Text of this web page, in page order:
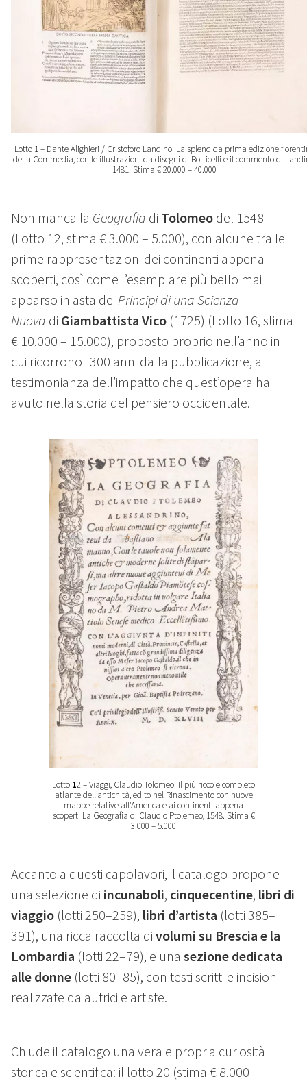
Lotto 1 – Dante Alighieri / Cristoforo Landino. La splendida prima edizione
della Commedia, con le illustrazioni da disegni di Botticelli e il commento di
1481. Stima € 20.000 – 40.000
Non manca la Geografia di Tolomeo del 1548
(Lotto 12, stima € 3.000 – 5.000), con alcune tra le
prime rappresentazioni dei continenti appena
scoperti, così come l’esemplare più bello mai
apparso in asta dei Principi di una Scienza
Nuova di Giambattista Vico (1725) (Lotto 16, stima
€ 10.000 – 15.000), proposto proprio nell’anno in
cui ricorrono i 300 anni dalla pubblicazione, a
testimonianza dell’impatto che quest’opera ha
avuto nella storia del pensiero occidentale.
Lotto 12 – Viaggi, Claudio Tolomeo. Il più ricco e completo
atlante dell’antichità, edito nel Rinascimento con nuove
mappe relative all’America e ai continenti appena
scoperti La Geografia di Claudio Ptolemeo, 1548. Stima €
3.000 – 5.000
Accanto a questi capolavori, il catalogo propone
una selezione di incunaboli, cinquecentine, libri di
viaggio (lotti 250–259), libri d’artista (lotti 385–
391), una ricca raccolta di volumi su Brescia e la
Lombardia (lotti 22–79), e una sezione dedicata
alle donne (lotti 80–85), con testi scritti e incisioni
realizzate da autrici e artiste.
Chiude il catalogo una vera e propria curiosità
storica e scientifica: il lotto 20 (stima € 8.000–